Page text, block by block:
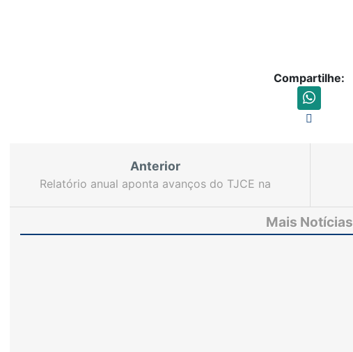
Compartilhe:
Anterior
Relatório anual aponta avanços do TJCE na
Mais Notícias